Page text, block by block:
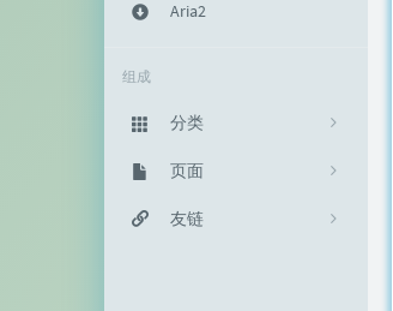
Aria2
组成
分类
333
主机教程
235
建站知识
页面
归档栏
友链